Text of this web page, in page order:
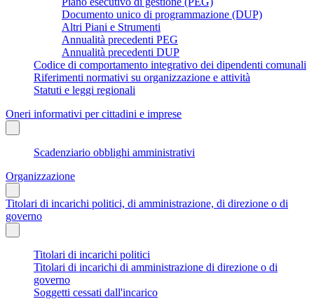
Documento unico di programmazione (DUP)
Altri Piani e Strumenti
Annualità precedenti PEG
Annualità precedenti DUP
Codice di comportamento integrativo dei dipendenti comunali
Riferimenti normativi su organizzazione e attività
Statuti e leggi regionali
Oneri informativi per cittadini e imprese
Scadenziario obblighi amministrativi
Organizzazione
Titolari di incarichi politici, di amministrazione, di direzione o di
governo
Titolari di incarichi politici
Titolari di incarichi di amministrazione di direzione o di
governo
Soggetti cessati dall'incarico